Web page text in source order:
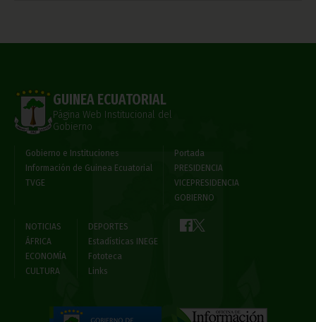
GUINEA ECUATORIAL
Página Web Institucional del
Gobierno
Gobierno e Instituciones
Información de Guinea Ecuatorial
TVGE
Portada
PRESIDENCIA
VICEPRESIDENCIA
GOBIERNO
NOTICIAS
ÁFRICA
ECONOMÍA
CULTURA
DEPORTES
Estadísticas INEGE
Fototeca
Links